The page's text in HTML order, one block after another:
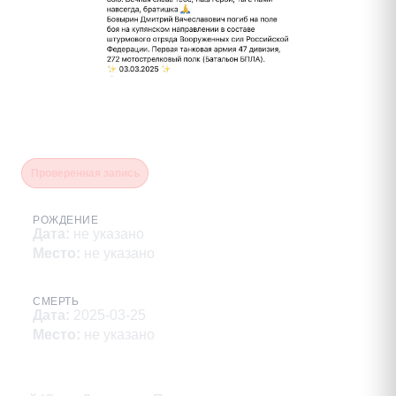
РОЖДЕНИЕ
Дата: не указано
Место: не указано
СМЕРТЬ
Дата: 2025-03-25
Место: не указано